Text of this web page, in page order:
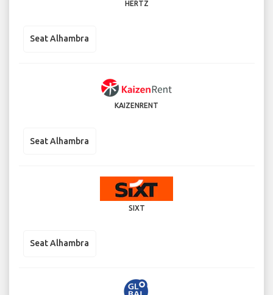
HERTZ
Seat Alhambra
KAIZENRENT
Seat Alhambra
SIXT
Seat Alhambra